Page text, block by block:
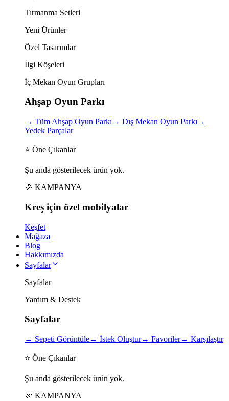
Tırmanma Setleri
Yeni Ürünler
Özel Tasarımlar
İlgi Köşeleri
İç Mekan Oyun Grupları
Ahşap Oyun Parkı
→ Tüm Ahşap Oyun Parkı → Dış Mekan Oyun Parkı →
Yedek Parçalar
⭐ Öne Çıkanlar
Şu anda gösterilecek ürün yok.
🎉 KAMPANYA
Kreş için özel mobilyalar
Keşfet
Mağaza
Blog
Hakkımızda
Sayfalar
Sayfalar
Yardım & Destek
Sayfalar
→ Sepeti Görüntüle→ İstek Oluştur→ Favoriler→ Karşılaştır
⭐ Öne Çıkanlar
Şu anda gösterilecek ürün yok.
🎉 KAMPANYA